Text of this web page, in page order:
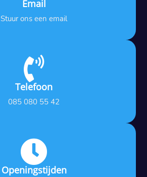
Email
Stuur ons een email

Telefoon
085 080 55 42

Openingstijden